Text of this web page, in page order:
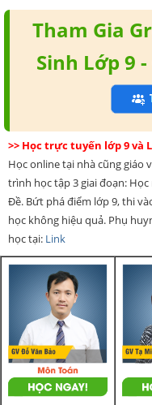
Tham Gia
Sinh Lớp 9
>> Học trực tuyến lớp 9 và
Học online tại nhà cũng giáo
trình học tập 3 giai đoạn:
Đề. Bứt phá điểm lớp 9, thi
học không hiệu quả. Phụ
học tại: Link